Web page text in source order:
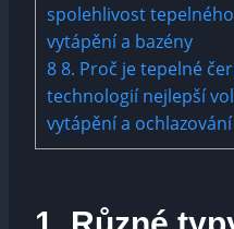
spolehlivost​
vytápění a‌ bazény
88.​ Proč‌ je tepelné
technologií nejlepší
vytápění a